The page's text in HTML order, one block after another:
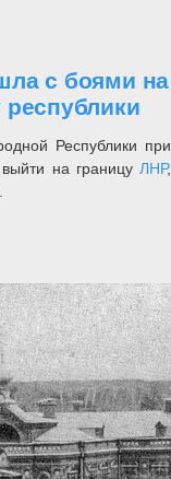
с боями на
Республики при
на границу ЛНР,